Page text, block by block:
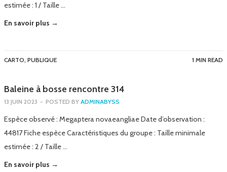
estimée : 1 / Taille …
En savoir plus →
CARTO, PUBLIQUE 1 MIN READ
Baleine à bosse rencontre 314
13 JUIN 2023 - POSTED BY ADMINABYSS
Espèce observé : Megaptera novaeangliae Date d’observation :
44817 Fiche espèce Caractéristiques du groupe : Taille minimale
estimée : 2 / Taille …
En savoir plus →